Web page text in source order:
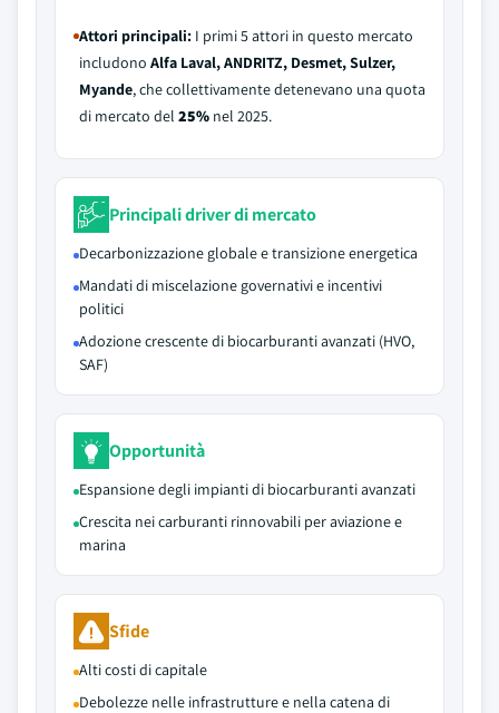
Attori principali: I primi 5 attori in questo mercato
includono Alfa Laval, ANDRITZ, Desmet, Sulzer,
Myande, che collettivamente detenevano una quota
di mercato del 25% nel 2025.
Principali driver di mercato
Decarbonizzazione globale e transizione energetica
Mandati di miscelazione governativi e incentivi
politici
Adozione crescente di biocarburanti avanzati (HVO,
SAF)
Opportunità
Espansione degli impianti di biocarburanti avanzati
Crescita nei carburanti rinnovabili per aviazione e
marina
Sfide
Alti costi di capitale
Debolezze nelle infrastrutture e nella catena di